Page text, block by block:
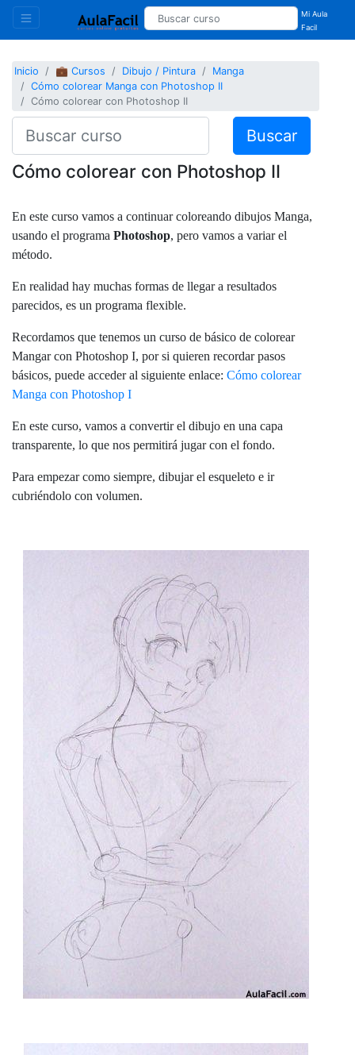
Mi Aula
Facil
Inicio 💼 Cursos Dibujo / Pintura
Manga
Cómo colorear Manga con Photoshop II
Cómo colorear con Photoshop II
Buscar
Cómo colorear con Photoshop II
En este curso vamos a continuar coloreando dibujos Manga,
usando el programa Photoshop, pero vamos a variar el
método.
En realidad hay muchas formas de llegar a resultados
parecidos, es un programa flexible.
Recordamos que tenemos un curso de básico de colorear
Mangar con Photoshop I, por si quieren recordar pasos
básicos, puede acceder al siguiente enlace: Cómo colorear
Manga con Photoshop I
En este curso, vamos a convertir el dibujo en una capa
transparente, lo que nos permitirá jugar con el fondo.
Para empezar como siempre, dibujar el esqueleto e ir
cubriéndolo con volumen.